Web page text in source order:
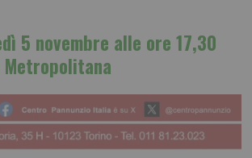
5 novembre alle ore 17,30